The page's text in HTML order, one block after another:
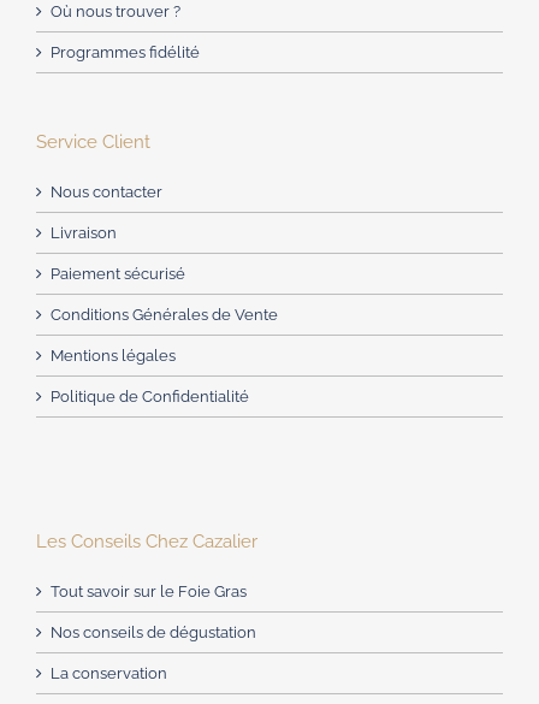
Où nous trouver ?
Programmes fidélité
Service Client
Nous contacter
Livraison
Paiement sécurisé
Conditions Générales de Vente
Mentions légales
Politique de Confidentialité
Les Conseils Chez Cazalier
Tout savoir sur le Foie Gras
Nos conseils de dégustation
La conservation